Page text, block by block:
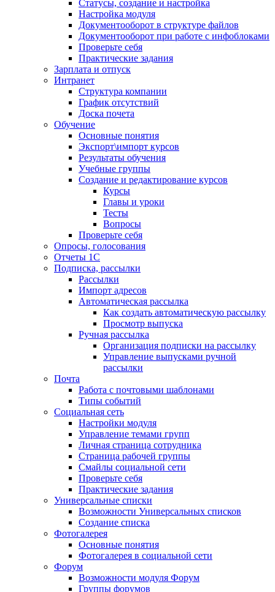
Статусы, создание и настройка
Настройка модуля
Документооборот в структуре файлов
Документооборот при работе с инфоблоками
Проверьте себя
Практические задания
Зарплата и отпуск
Интранет
Структура компании
График отсутствий
Доска почета
Обучение
Основные понятия
Экспорт\импорт курсов
Результаты обучения
Учебные группы
Создание и редактирование курсов
Курсы
Главы и уроки
Тесты
Вопросы
Проверьте себя
Опросы, голосования
Отчеты 1С
Подписка, рассылки
Рассылки
Импорт адресов
Автоматическая рассылка
Как создать автоматическую рассылку
Просмотр выпуска
Ручная рассылка
Организация подписки на рассылку
Управление выпусками ручной
рассылки
Почта
Работа с почтовыми шаблонами
Типы событий
Социальная сеть
Настройки модуля
Управление темами групп
Личная страница сотрудника
Страница рабочей группы
Смайлы социальной сети
Проверьте себя
Практические задания
Универсальные списки
Возможности Универсальных списков
Создание списка
Фотогалерея
Основные понятия
Фотогалерея в социальной сети
Форум
Возможности модуля Форум
Группы форумов